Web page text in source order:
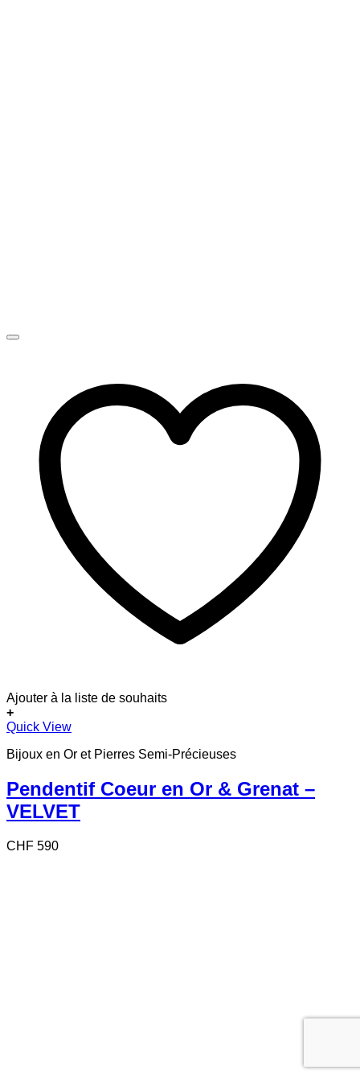
Ajouter à la liste de souhaits
+
Quick View
Bijoux en Or et Pierres Semi-Précieuses
Pendentif Coeur en Or & Grenat –
VELVET
CHF 590